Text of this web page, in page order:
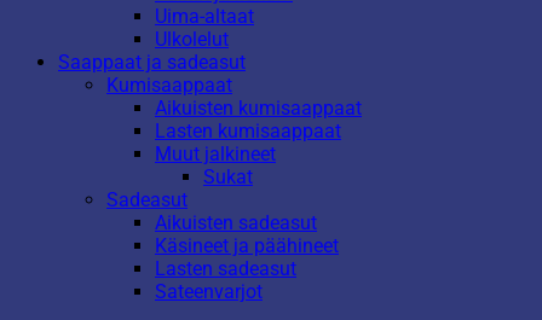
Uima-altaat
Ulkolelut
Saappaat ja sadeasut
Kumisaappaat
Aikuisten kumisaappaat
Lasten kumisaappaat
Muut jalkineet
Sukat
Sadeasut
Aikuisten sadeasut
Käsineet ja päähineet
Lasten sadeasut
Sateenvarjot